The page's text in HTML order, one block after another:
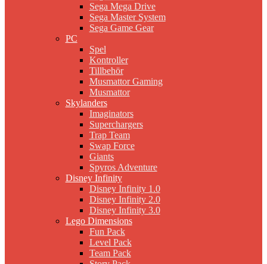
Sega Mega Drive
Sega Master System
Sega Game Gear
PC
Spel
Kontroller
Tillbehör
Musmattor Gaming
Musmattor
Skylanders
Imaginators
Superchargers
Trap Team
Swap Force
Giants
Spyros Adventure
Disney Infinity
Disney Infinity 1.0
Disney Infinity 2.0
Disney Infinity 3.0
Lego Dimensions
Fun Pack
Level Pack
Team Pack